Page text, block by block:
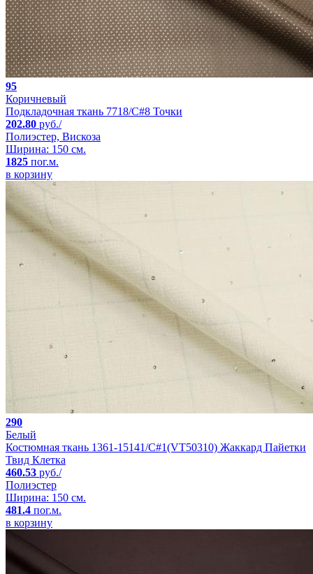
95
Коричневый
Подкладочная ткань 7718/C#8 Точки
202.80 руб./
Полиэстер, Вискоза
Ширина: 150 см.
1825 пог.м.
в корзину
290
Белый
Костюмная ткань 1361-15141/C#1(VT50310) Жаккард Пайетки
Твид Клетка
460.53 руб./
Полиэстер
Ширина: 150 см.
481.4 пог.м.
в корзину